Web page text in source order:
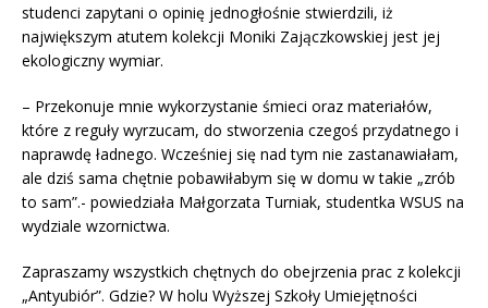
studenci zapytani o opinię jednogłośnie stwierdzili, iż
największym atutem kolekcji Moniki Zajączkowskiej jest jej
ekologiczny wymiar.
– Przekonuje mnie wykorzystanie śmieci oraz materiałów,
które z reguły wyrzucam, do stworzenia czegoś przydatnego i
naprawdę ładnego. Wcześniej się nad tym nie zastanawiałam,
ale dziś sama chętnie pobawiłabym się w domu w takie „zrób
to sam”.- powiedziała Małgorzata Turniak, studentka WSUS na
wydziale wzornictwa.
Zapraszamy wszystkich chętnych do obejrzenia prac z kolekcji
„Antyubiór”. Gdzie? W holu Wyższej Szkoły Umiejętności